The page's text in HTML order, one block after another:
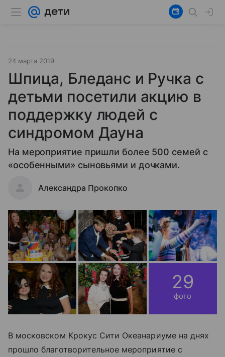
24 марта 2019
Шпица, Бледанс и Ручка с
детьми посетили акцию в
поддержку людей с
синдромом Дауна
На мероприятие пришли более 500 семей с
«особенными» сыновьями и дочками.
Александра Прокопко
29
фото
В московском Крокус Сити Океанариуме на днях
прошло благотворительное мероприятие с